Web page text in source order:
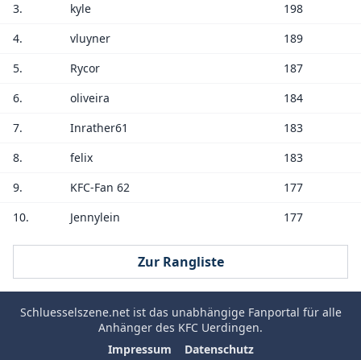
3.
kyle
198
4.
vluyner
189
5.
Rycor
187
6.
oliveira
184
7.
Inrather61
183
8.
felix
183
9.
KFC-Fan 62
177
10.
Jennylein 177
Zur Rangliste
Schluesselszene.netist das unabhängige Fanportal für alle
Anhänger des KFC Uerdingen.
Impressum
Datenschutz